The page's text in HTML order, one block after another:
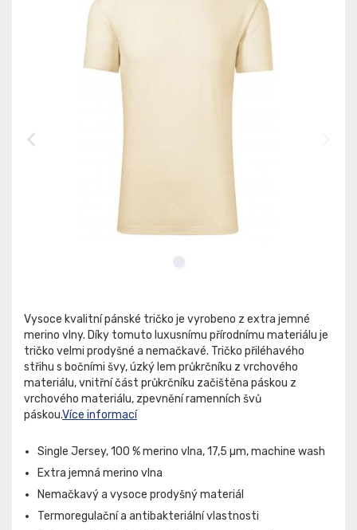
Vysoce kvalitní pánské tričko je vyrobeno z extra jemné
merino vlny. Díky tomuto luxusnímu přírodnímu materiálu je
tričko velmi prodyšné a nemačkavé. Tričko přiléhavého
střihu s bočními švy, úzký lem průkrčníku z vrchového
materiálu, vnitřní část průkrčníku začištěna páskou z
vrchového materiálu, zpevnění ramenních švů
páskou.Více informací
Single Jersey, 100 % merino vlna, 17,5 µm, machine wash
Extra jemná merino vlna
Nemačkavý a vysoce prodyšný materiál
Termoregulační a antibakteriální vlastnosti